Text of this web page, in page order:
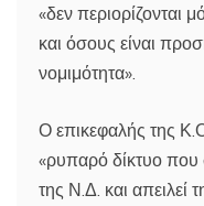
«δεν περιορίζονται
και όσους είναι
νομιμότητα».
Ο επικεφαλής της
«ρυπαρό δίκτυο που
της Ν.Δ. και απειλεί